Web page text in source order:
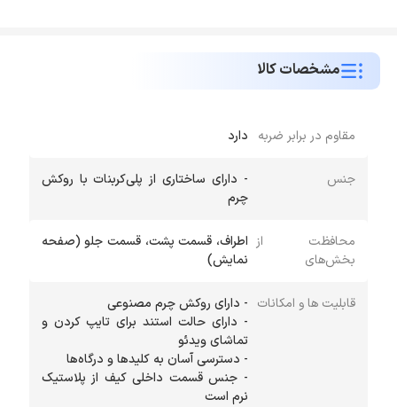
مشخصات کالا
مقاوم در برابر ضربه دارد
جنس
- دارای ساختاری از پلی‌كربنات با روكش
چرم
محافظت از
بخش‌های
اطراف، قسمت پشت، قسمت جلو (صفحه
نمایش)
قابلیت ها و امکانات
- دارای روكش چرم مصنوعی
- دارای حالت استند برای تایپ كردن و
تماشای ویدئو
- دسترسی آسان به كلیدها و درگاه‌ها
- جنس قسمت داخلی كیف از پلاستیك
نرم است